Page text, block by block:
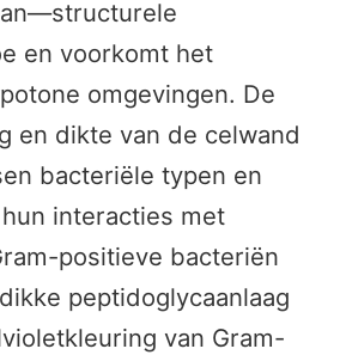
en voorkomt het
omgevingen. De
en dikte van de celwand
bacteriële typen en
interacties met
positieve bacteriën
peptidoglycaanlaag
van Gram-